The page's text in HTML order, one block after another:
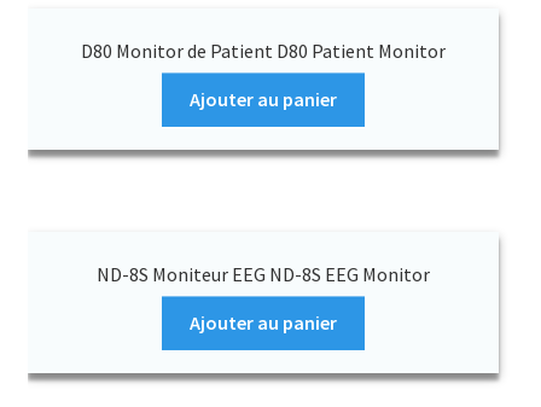
D80 Monitor de Patient D80 Patient Monitor
Ajouter au panier
ND-8S Moniteur EEG ND-8S EEG Monitor
Ajouter au panier